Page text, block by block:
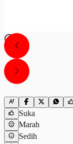
Suka
Marah
Sedih